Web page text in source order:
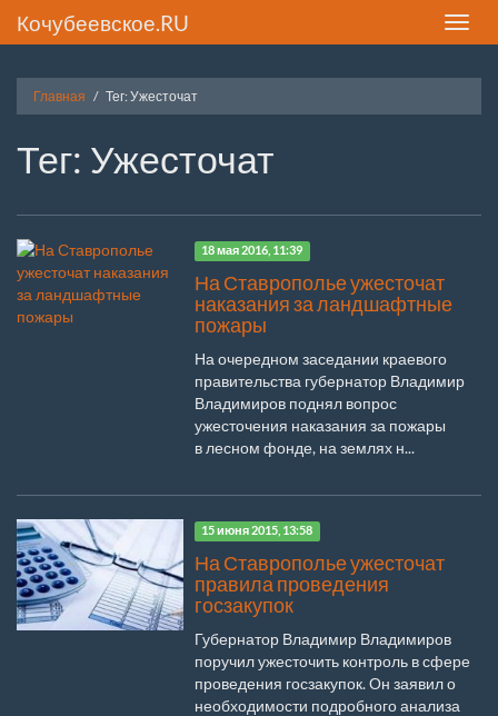
Toggle
Кочубеевское.RU
Главная Тег: Ужесточат
Тег: Ужесточат
18 мая 2016, 11:39
На Ставрополье ужесточат
наказания за ландшафтные
пожары
На очередном заседании краевого
правительства губернатор Владимир
Владимиров поднял вопрос
ужесточения наказания за пожары
в лесном фонде, на землях н...
15 июня 2015, 13:58
На Ставрополье ужесточат
правила проведения
госзакупок
Губернатор Владимир Владимиров
поручил ужесточить контроль в сфере
проведения госзакупок. Он заявил о
необходимости подробного анализа